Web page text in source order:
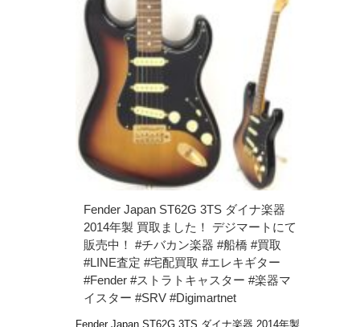
Fender Japan ST62G 3TS ダイナ楽器
2014年製 買取ました！ デジマートにて
販売中！ #チバカン楽器 #船橋 #買取
#LINE査定 #宅配買取 #エレキギター
#Fender #ストラトキャスター #楽器マ
イスター #SRV #Digimartnet
Fender Japan ST62G 3TS ダイナ楽器 2014年製